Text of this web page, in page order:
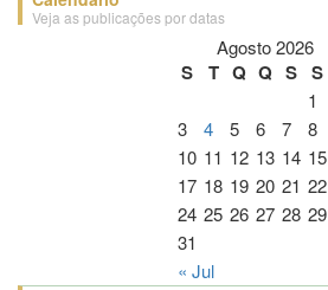
Veja as publicações por datas
Agosto 2026
S T Q Q S S
« Jul
1
3
4 5 6 7 8
10 11 12 13 14 15
17 18 19 20 21 22
24 25 26 27 28 29
31